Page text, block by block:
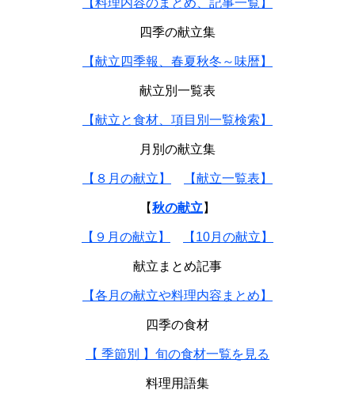
【料理内容のまとめ、記事一覧】
四季の献立集
【献立四季報、春夏秋冬～味暦】
献立別一覧表
【献立と食材、項目別一覧検索】
月別の献立集
【８月の献立】 【献立一覧表】
【秋の献立 】
【９月の献立】 【10月の献立】
献立まとめ記事
【各月の献立や料理内容まとめ】
四季の食材
【 季節別 】旬の食材一覧を見る
料理用語集